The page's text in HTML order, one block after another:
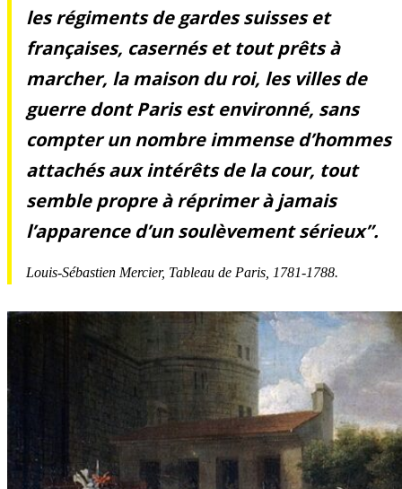
les régiments de gardes suisses et
françaises, casernés et tout prêts à
marcher, la maison du roi, les villes de
guerre dont Paris est environné, sans
compter un nombre immense d’hommes
attachés aux intérêts de la cour, tout
semble propre à réprimer à jamais
l’apparence d’un soulèvement sérieux”.
Louis-Sébastien Mercier, Tableau de Paris , 1781-1788.